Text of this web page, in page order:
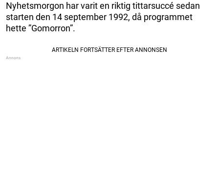
Nyhetsmorgon har varit en riktig tittarsuccé sedan
starten den 14 september 1992, då programmet
hette ”Gomorron”.